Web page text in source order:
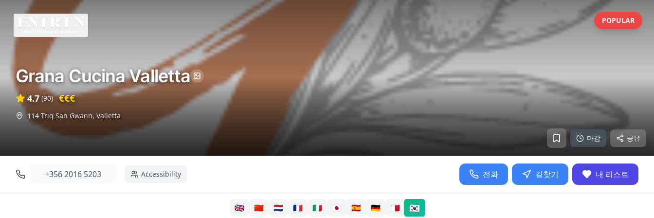
POPULAR
마감 공유
Grana Cucina Valletta
4.7 (90) €€€
114 Triq San Gwann, Valletta
+356 2016 5203 Accessibility 전화 길찾기 내 리스트
🇬🇧 🇨🇳 🇳🇱 🇫🇷 🇮🇹 🇯🇵 🇪🇸 🇩🇪 🇲🇹 🇰🇷